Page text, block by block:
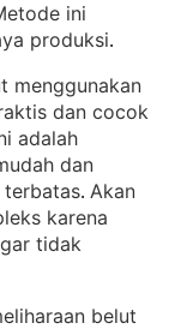
ini
produksi.
menggunakan
dan cocok
adalah
dan
terbatas. Akan
karena
tidak
belut